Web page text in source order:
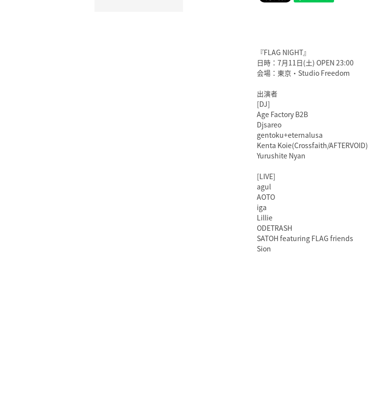
『FLAG NIGHT』
日時：7月11日(土) OPEN 23:00
会場：東京・Studio Freedom
出演者
[DJ]
Age Factory B2B
Djsareo
gentoku+eternalusa
Kenta Koie(Crossfaith/AFTERVOID)
Yurushite Nyan
[LIVE]
agul
AOTO
iga
Lillie
ODETRASH
SATOH featuring FLAG friends
Sion